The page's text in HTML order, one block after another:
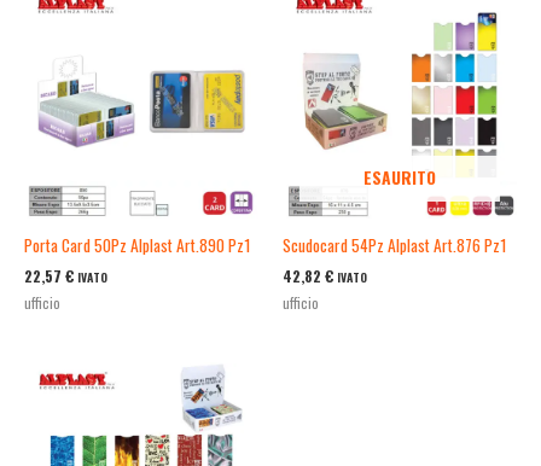
Porta Card 50Pz Alplast Art.890 Pz1
22,57 € IVATO
ufficio
ESAURITO
Scudocard 54Pz Alplast Art.876 Pz1
42,82 € IVATO
ufficio